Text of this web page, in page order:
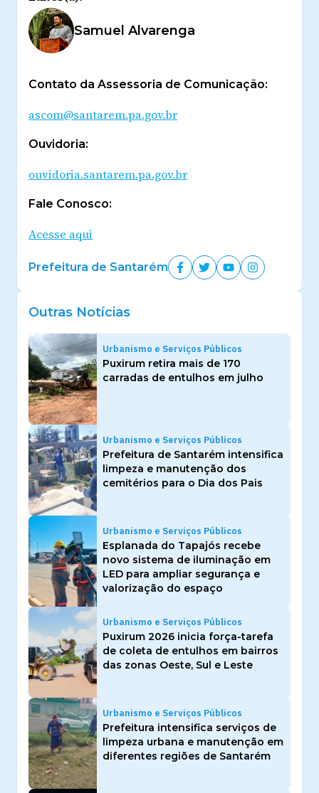
Samuel Alvarenga
Contato da Assessoria de Comunicação:
ascom@santarem.pa.gov.br
Ouvidoria:
ouvidoria.santarem.pa.gov.br
Fale Conosco:
Acesse aqui
Prefeitura de Santarém
Outras Notícias
Urbanismo e Serviços Públicos
Puxirum retira mais de 170
carradas de entulhos em julho
Urbanismo e Serviços Públicos
Prefeitura de Santarém intensifica
limpeza e manutenção dos
cemitérios para o Dia dos Pais
Urbanismo e Serviços Públicos
Esplanada do Tapajós recebe
novo sistema de iluminação em
LED para ampliar segurança e
valorização do espaço
Urbanismo e Serviços Públicos
Puxirum 2026 inicia força-tarefa
de coleta de entulhos em bairros
das zonas Oeste, Sul e Leste
Urbanismo e Serviços Públicos
Prefeitura intensifica serviços de
limpeza urbana e manutenção em
diferentes regiões de Santarém